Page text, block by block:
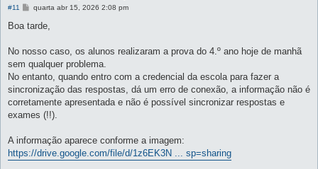
#11
M
n
g
m
quarta abr 15, 2026 2:08 pm
Boa tarde,
No nosso caso, os alunos realizaram a prova do 4.º ano hoje de manhã
sem qualquer problema.
No entanto, quando entro com a credencial da escola para fazer a
sincronização das respostas, dá um erro de conexão, a informação não é
corretamente apresentada e não é possível sincronizar respostas e
exames (!!).
A informação aparece conforme a imagem:
https://drive.google.com/file/d/1z6EK3N ... sp=sharing